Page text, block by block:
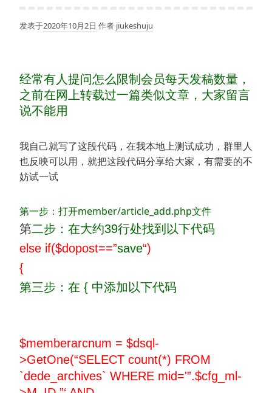
发表于2020年10月2日 作者 jiukeshuju
经常有人提问怎么限制会员每天发稿数量，
之前在网上转载过一篇类似文章，大家留言
说不能用
我自己就写了这段代码，在我本地上测试成功，群里人
也反映可以用，就把这段代码分享给大家，有需要的不
妨试一试
第一步：打开member/article_add.php文件
第二步：在大约39行处找到以下代码
else if($dopost==”save“)
{
第三步：在 { 中添加以下代码
$memberarcnum = $dsql-
>GetOne(“SELECT count(*) FROM
`dede_archives` WHERE mid='”.$cfg_ml-